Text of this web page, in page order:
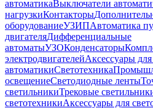
автоматикаВыключатели
нагрузкиКонтакторы
оборудованиеУЗИПАвтоматика
двигателяДифференциальные
автоматыУЗОКонденсаторы
электродвигателейАксессуары
автоматикиСветотехника
освещениеСветодиодные ленты
светильникиТрековые
светотехникиАксессуары для